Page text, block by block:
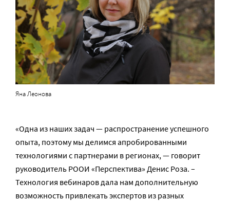
Яна Леонова
«Одна из наших задач — распространение успешного
опыта, поэтому мы делимся апробированными
технологиями с партнерами в регионах, — говорит
руководитель РООИ «Перспектива» Денис Роза. –
Технология вебинаров дала нам дополнительную
возможность привлекать экспертов из разных